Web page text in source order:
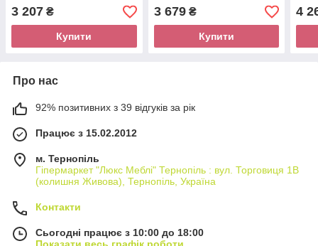
3 207 ₴
Купити
3 679₴
Купити
4
Про нас
92% позитивних з 39 відгуків за рік
Працює з 15.02.2012
м. Тернопіль
Гіпермаркет "Люкс Меблі" Тернопіль : вул. Торговиця 1В
(колишня Живова), Тернопіль, Україна
Контакти
Сьогодні працює з 10:00 до 18:00